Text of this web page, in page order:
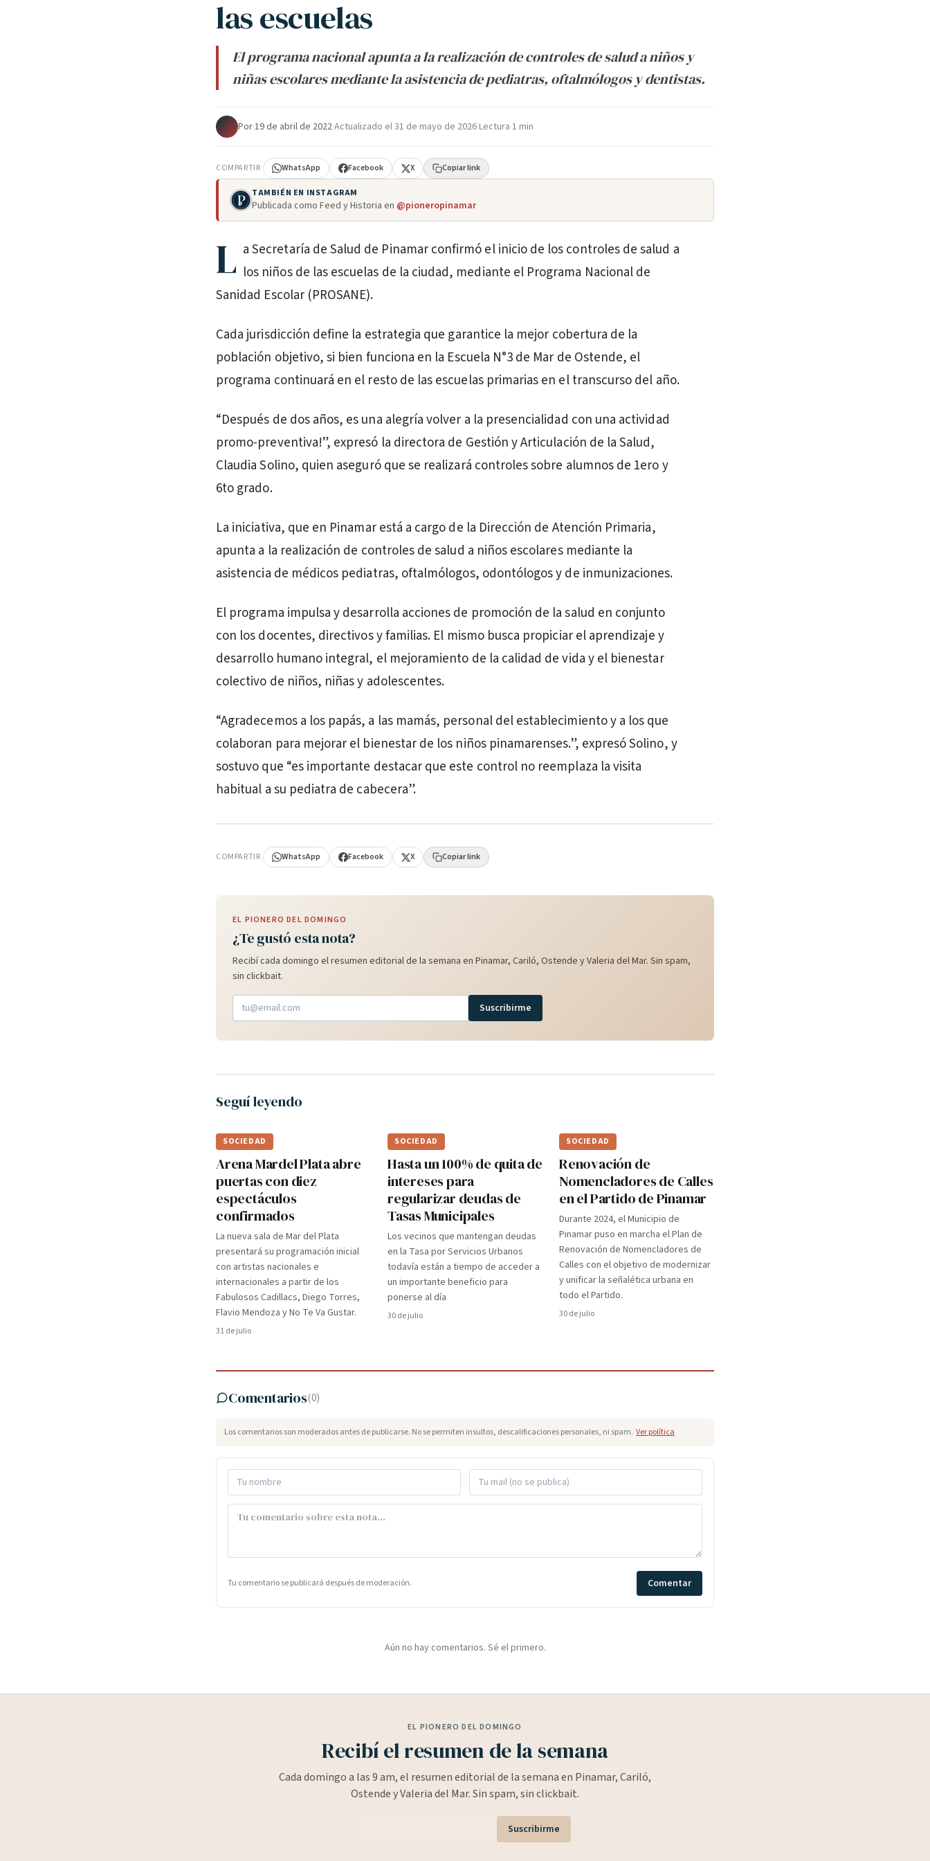
las escuelas
El programa nacional apunta a la realización de controles de salud a niños y
niñas escolares mediante la asistencia de pediatras, oftalmólogos y dentistas.
Por·19 de abril de 2022·Actualizado el31 de mayo de 2026·Lectura 1 min
COMPARTIR WhatsApp Facebook X Copiar link
TAMBIÉN EN INSTAGRAM
Publicada como Feed y Historia en @pioneropinamar
L a Secretaría de Salud de Pinamar confirmó el inicio de los controles de salud a
los niños de las escuelas de la ciudad, mediante el Programa Nacional de
Sanidad Escolar (PROSANE).
Cada jurisdicción define la estrategia que garantice la mejor cobertura de la
población objetivo, si bien funciona en la Escuela N°3 de Mar de Ostende, el
programa continuará en el resto de las escuelas primarias en el transcurso del año.
“Después de dos años, es una alegría volver a la presencialidad con una actividad
promo-preventiva!”, expresó la directora de Gestión y Articulación de la Salud,
Claudia Solino, quien aseguró que se realizará controles sobre alumnos de 1ero y
6to grado.
La iniciativa, que en Pinamar está a cargo de la Dirección de Atención Primaria,
apunta a la realización de controles de salud a niños escolares mediante la
asistencia de médicos pediatras, oftalmólogos, odontólogos y de inmunizaciones.
El programa impulsa y desarrolla acciones de promoción de la salud en conjunto
con los docentes, directivos y familias. El mismo busca propiciar el aprendizaje y
desarrollo humano integral, el mejoramiento de la calidad de vida y el bienestar
colectivo de niños, niñas y adolescentes.
“Agradecemos a los papás, a las mamás, personal del establecimiento y a los que
colaboran para mejorar el bienestar de los niños pinamarenses.”, expresó Solino, y
sostuvo que “es importante destacar que este control no reemplaza la visita
habitual a su pediatra de cabecera”.
COMPARTIR WhatsApp Facebook X Copiar link
EL PIONERO DEL DOMINGO
¿Te gustó esta nota?
Recibí cada domingo el resumen editorial de la semana en Pinamar, Cariló, Ostende y Valeria del Mar. Sin spam,
sin clickbait.
Suscribirme
Seguí leyendo
SOCIEDAD
Arena Mardel Plata abre
puertas con diez
espectáculos
confirmados
La nueva sala de Mar del Plata
presentará su programación inicial
con artistas nacionales e
internacionales a partir de los
Fabulosos Cadillacs, Diego Torres,
Flavio Mendoza y No Te Va Gustar.
31 de julio
SOCIEDAD
Hasta un 100% de quita de
intereses para
regularizar deudas de
Tasas Municipales
Los vecinos que mantengan deudas
en la Tasa por Servicios Urbanos
todavía están a tiempo de acceder a
un importante beneficio para
ponerse al día
30 de julio
SOCIEDAD
Renovación de
Nomencladores de Calles
en el Partido de Pinamar
Durante 2024, el Municipio de
Pinamar puso en marcha el Plan de
Renovación de Nomencladores de
Calles con el objetivo de modernizar
y unificar la señalética urbana en
todo el Partido.
30 de julio
Comentarios(0)
Los comentarios son moderados antes de publicarse. No se permiten insultos, descalificaciones personales, ni spam. Ver política
Tu comentario se publicará después de moderación. Comentar
Aún no hay comentarios. Sé el primero.
EL PIONERO DEL DOMINGO
Recibí el resumen de la semana
Cada domingo a las 9 am, el resumen editorial de la semana en Pinamar, Cariló,
Ostende y Valeria del Mar. Sin spam, sin clickbait.
Suscribirme